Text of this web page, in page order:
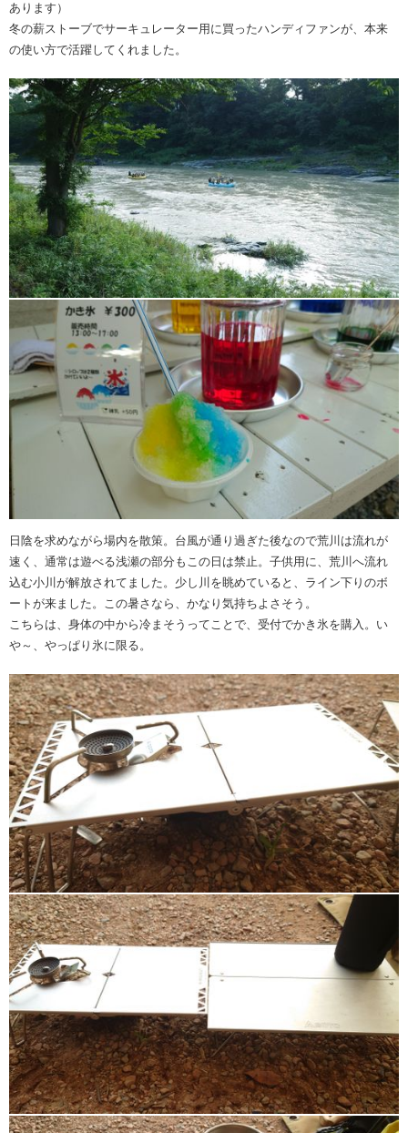
あります）
冬の薪ストーブでサーキュレーター用に買ったハンディファンが、本来
の使い方で活躍してくれました。
日陰を求めながら場内を散策。台風が通り過ぎた後なので荒川は流れが
速く、通常は遊べる浅瀬の部分もこの日は禁止。子供用に、荒川へ流れ
込む小川が解放されてました。少し川を眺めていると、ライン下りのボ
ートが来ました。この暑さなら、かなり気持ちよさそう。
こちらは、身体の中から冷まそうってことで、受付でかき氷を購入。い
や～、やっぱり氷に限る。